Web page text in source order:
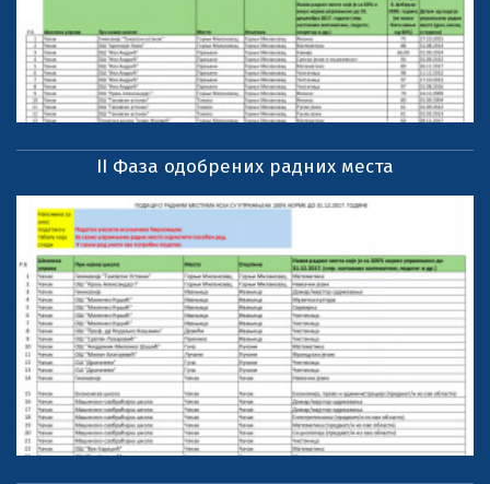
II Фаза одобрених радних места